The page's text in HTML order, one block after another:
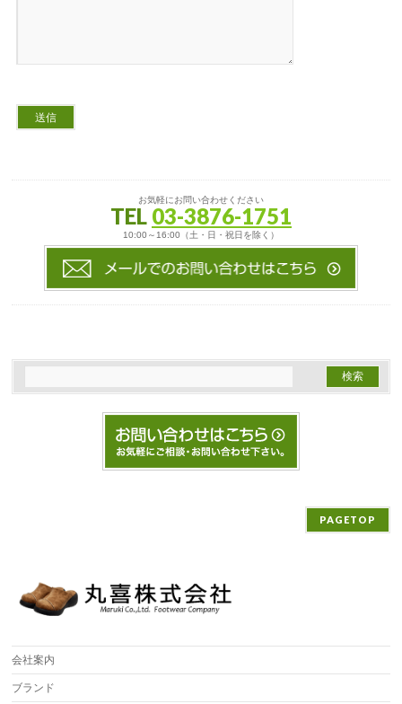
お気軽にお問い合わせください
TEL 03-3876-1751
10:00～16:00（土・日・祝日を除く）
PAGETOP
会社案内
ブランド